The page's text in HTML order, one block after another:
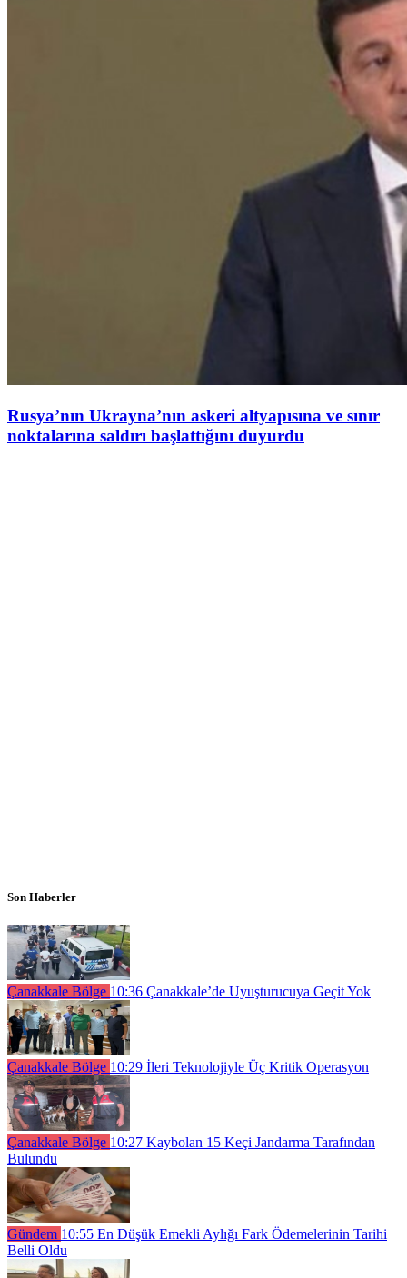
Rusya’nın Ukrayna’nın askeri altyapısına ve sınır
noktalarına saldırı başlattığını duyurdu
Son Haberler
Çanakkale Bölge 10:36 Çanakkale’de Uyuşturucuya Geçit Yok
Çanakkale Bölge 10:29 İleri Teknolojiyle Üç Kritik Operasyon
Çanakkale Bölge 10:27 Kaybolan 15 Keçi Jandarma Tarafından
Bulundu
Gündem 10:55 En Düşük Emekli Aylığı Fark Ödemelerinin Tarihi
Belli Oldu